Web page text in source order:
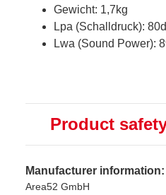
Gewicht: 1,7kg
Lpa (Schalldruck):
Lwa (Sound Power):
Product
Manufacturer information:
Area52 GmbH